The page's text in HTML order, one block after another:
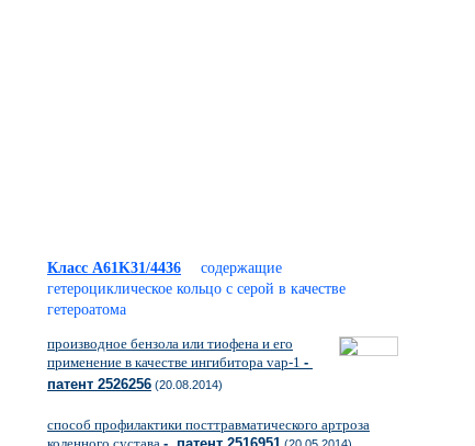
Класс A61K31/4436
содержащие
гетероциклическое кольцо с серой в качестве
гетероатома
производное бензола или тиофена и его
применение в качестве ингибитора vap-1 -
патент 2526256 (20.08.2014)
способ профилактики посттравматического артроза